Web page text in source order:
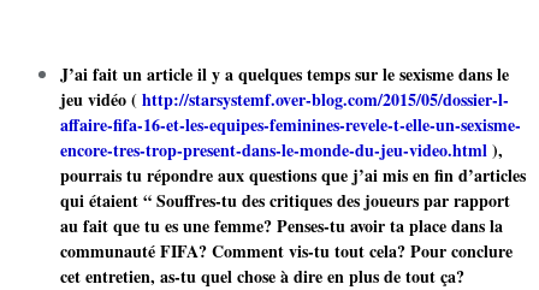
J’ai fait un article il y a quelques temps sur le sexisme dans le
jeu vidéo (http://starsystemf.over-blog.com/2015/05/dossier-l-
affaire-fifa-16-et-les-equipes-feminines-revele-t-elle-un-sexisme-
encore-tres-trop-present-dans-le-monde-du-jeu-video.html),
pourrais tu répondre aux questions que j’ai mis en fin d’articles
qui étaient “ Souffres-tu des critiques des joueurs par rapport
au fait que tu es une femme? Penses-tu avoir ta place dans la
communauté FIFA? Comment vis-tu tout cela? Pour conclure
cet entretien, as-tu quel chose à dire en plus de tout ça?